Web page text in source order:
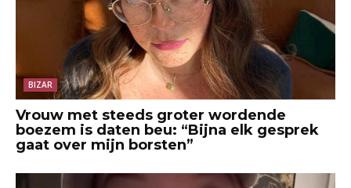
BIZAR
Vrouw met steeds groter wordende
boezem is daten beu: “Bijna elk gesprek
gaat over mijn borsten”